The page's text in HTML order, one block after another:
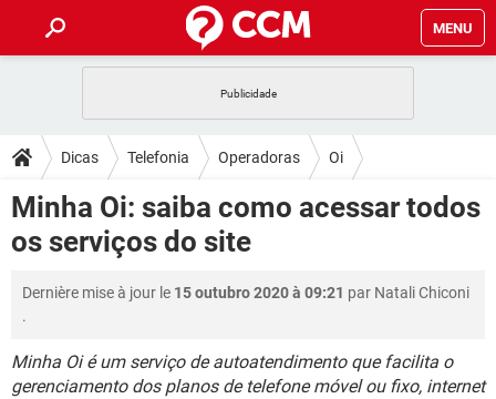
MENU
CELULAR FACEBOOK
OUTLOOK EXCEL
INSTAGRAM
DICAS
JOGOS WHATSAPP
CELULAR FACEBOOK
INSTAGRAM GMAIL
DOWNLOADS
JOGOS
INSTAGRAM GMAIL
GUIA DE COMPRAS
FÓRUM
JOGOS WHATSAPP
OUTLOOK EXCEL
JOGOS WHATSAPP
CELULAR FACEBOOK
Dicas Telefonia Operadoras Oi
Minha Oi: saiba como acessar todos
os serviços do site
Dernière mise à jour le 15 outubro 2020 à 09:21 par Natali Chiconi
.
Minha Oi é um serviço de autoatendimento que facilita o
gerenciamento dos planos de telefone móvel ou fixo, internet